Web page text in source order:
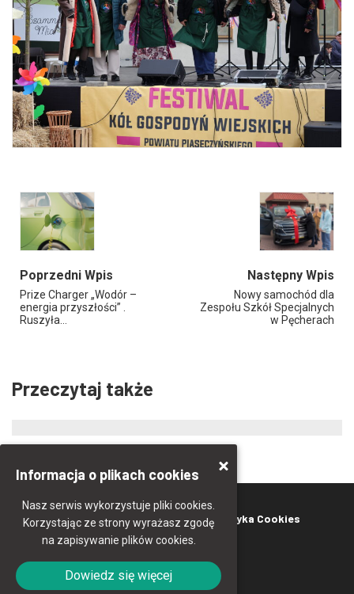
Poprzedni Wpis
Prize Charger „Wodór –
energia przyszłości” .
Ruszyła…
Następny Wpis
Nowy samochód dla
Zespołu Szkół Specjalnych
w Pęcherach
Przeczytaj także
Kontakt Polityka prywatności
Polityka Cookies
Deklaracja dostępności
Informacja o plikach cookies
Nasz serwis wykorzystuje pliki cookies.
Korzystając ze strony wyrażasz zgodę
na zapisywanie plików cookies.
Dowiedz się więcej